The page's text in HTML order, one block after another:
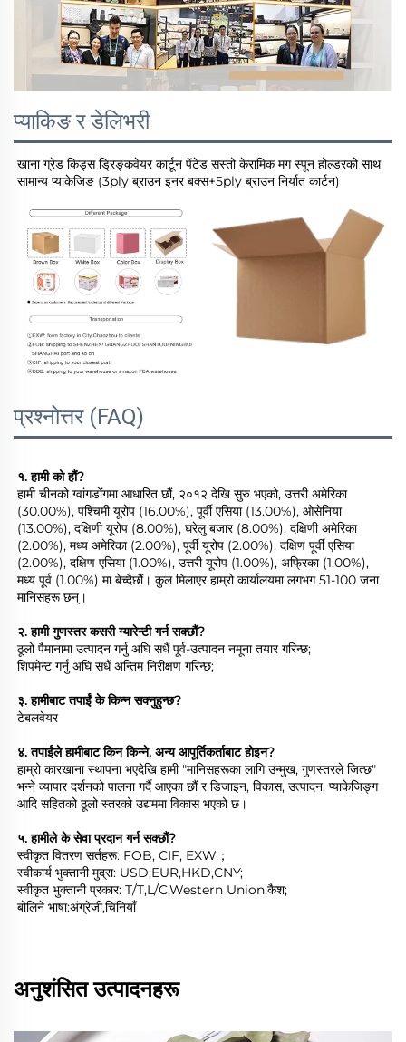
प्याकिङ र डेलिभरी
खाना ग्रेड किड्स ड्रिङ्कवेयर कार्टून पेंटेड सस्तो केरामिक मग स्पून होल्डरको साथ
सामान्य प्याकेजिङ (3ply ब्राउन इनर बक्स+5ply ब्राउन निर्यात कार्टन)
प्रश्नोत्तर (FAQ)
१. हामी को हौं?
हामी चीनको ग्वांगडोंगमा आधारित छौं, २०१२ देखि सुरु भएको, उत्तरी अमेरिका
(30.00%), पश्चिमी यूरोप (16.00%), पूर्वी एसिया (13.00%), ओसेनिया
(13.00%), दक्षिणी यूरोप (8.00%), घरेलु बजार (8.00%), दक्षिणी अमेरिका
(2.00%), मध्य अमेरिका (2.00%), पूर्वी यूरोप (2.00%), दक्षिण पूर्वी एसिया
(2.00%), दक्षिण एसिया (1.00%), उत्तरी यूरोप (1.00%), अफ्रिका (1.00%),
मध्य पूर्व (1.00%) मा बेच्दैछौं। कुल मिलाएर हाम्रो कार्यालयमा लगभग 51-100 जना
मानिसहरू छन्।
२. हामी गुणस्तर कसरी ग्यारेन्टी गर्न सक्छौं?
ठूलो पैमानामा उत्पादन गर्नु अघि सधैं पूर्व-उत्पादन नमूना तयार गरिन्छ;
शिपमेन्ट गर्नु अघि सधैं अन्तिम निरीक्षण गरिन्छ;
३. हामीबाट तपाईं के किन्न सक्नुहुन्छ?
टेबलवेयर
४. तपाईंले हामीबाट किन किन्ने, अन्य आपूर्तिकर्ताबाट होइन?
हाम्रो कारखाना स्थापना भएदेखि हामी "मानिसहरूका लागि उन्मुख, गुणस्तरले जित्छ"
भन्ने व्यापार दर्शनको पालना गर्दै आएका छौं र डिजाइन, विकास, उत्पादन, प्याकेजिङ्ग
आदि सहितको ठूलो स्तरको उद्यममा विकास भएको छ।
५. हामीले के सेवा प्रदान गर्न सक्छौं?
स्वीकृत वितरण सर्तहरू: FOB, CIF, EXW；
स्वीकार्य भुक्तानी मुद्रा: USD,EUR,HKD,CNY;
स्वीकृत भुक्तानी प्रकार: T/T,L/C,Western Union,कैश;
बोलिने भाषा:अंग्रेजी,चिनियाँ
अनुशंसित उत्पादनहरू